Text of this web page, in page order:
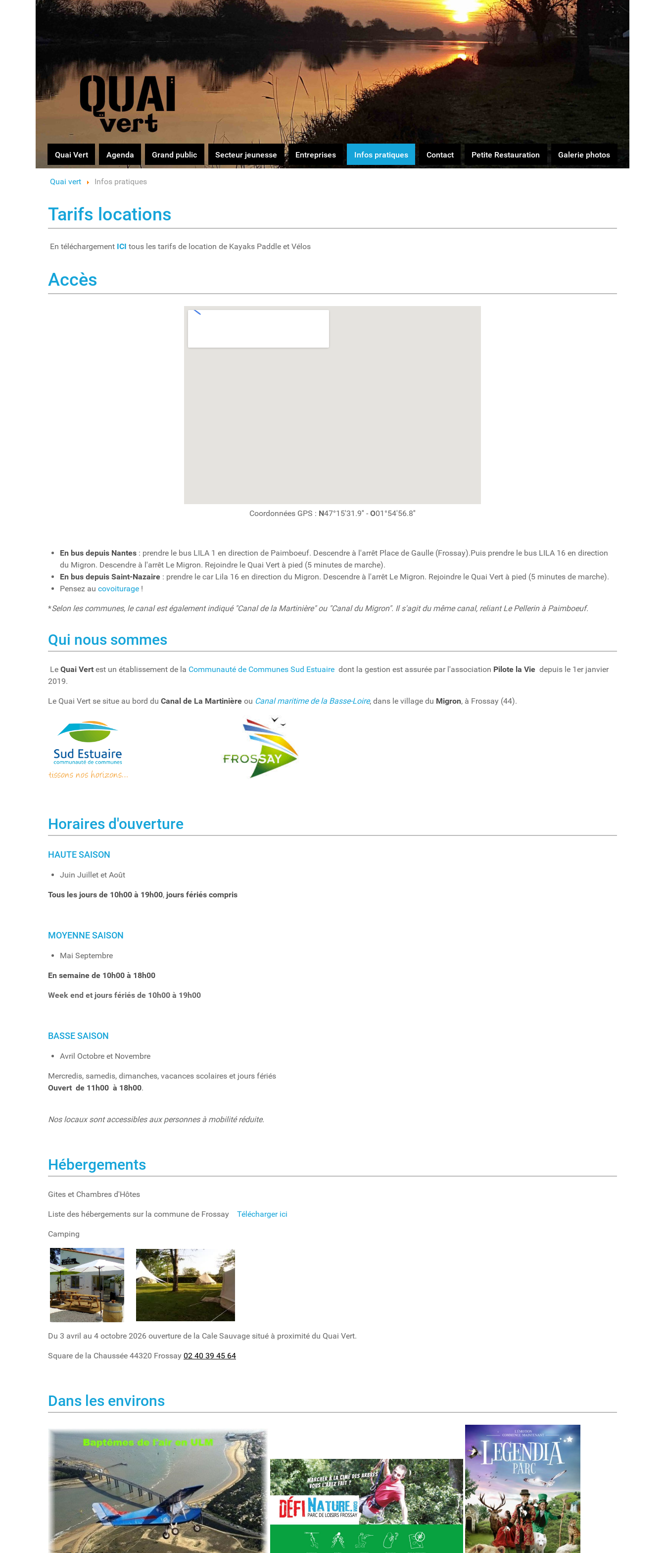
Quai Vert Agenda Grand public Secteur jeunesse Entreprises Infos pratiques Contact Petite Restauration Galerie photos
Quai vert Infos pratiques
Tarifs locations
En téléchargement ICI tous les tarifs de location de Kayaks Paddle et Vélos
Accès
Coordonnées GPS : N47°15'31.9'' - O01°54'56.8''
En bus depuis Nantes : prendre le bus LILA 1 en direction de Paimboeuf. Descendre à l'arrêt Place de Gaulle (Frossay).Puis prendre le bus LILA 16 en direction
du Migron. Descendre à l'arrêt Le Migron. Rejoindre le Quai Vert à pied (5 minutes de marche).
En bus depuis Saint-Nazaire : prendre le car Lila 16 en direction du Migron. Descendre à l'arrêt Le Migron. Rejoindre le Quai Vert à pied (5 minutes de marche).
Pensez au covoiturage !
*Selon les communes, le canal est également indiqué "Canal de la Martinière" ou "Canal du Migron". Il s'agit du même canal, reliant Le Pellerin à Paimboeuf.
Qui nous sommes
Le Quai Vert est un établissement de la Communauté de Communes Sud Estuaire dont la gestion est assurée par l'association Pilote la Vie depuis le 1er janvier
2019.
Le Quai Vert se situe au bord du Canal de La Martinière ou Canal maritime de la Basse-Loire, dans le village du Migron, à Frossay (44).
Horaires d'ouverture
HAUTE SAISON
Juin Juillet et Août
Tous les jours de 10h00 à 19h00, jours fériés compris
MOYENNE SAISON
Mai Septembre
En semaine de 10h00 à 18h00
Week end et jours fériés de 10h00 à 19h00
BASSE SAISON
Avril Octobre et Novembre
Mercredis, samedis, dimanches, vacances scolaires et jours fériés
Ouvert de 11h00 à 18h00.
Nos locaux sont accessibles aux personnes à mobilité réduite.
Hébergements
Gites et Chambres d'Hôtes
Liste des hébergements sur la commune de Frossay Télécharger ici
Camping
Du 3 avril au 4 octobre 2026 ouverture de la Cale Sauvage situé à proximité du Quai Vert.
Square de la Chaussée 44320 Frossay 02 40 39 45 64
Dans les environs